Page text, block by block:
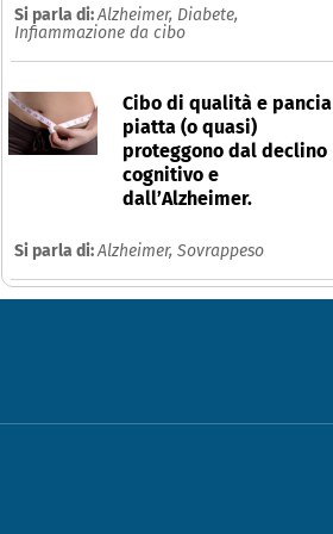
Si parla di:Alzheimer, Diabete,
Infiammazione da cibo
Cibo di qualità e pancia
piatta (o quasi)
proteggono dal declino
cognitivo e
dall’Alzheimer.
Si parla di:Alzheimer, Sovrappeso